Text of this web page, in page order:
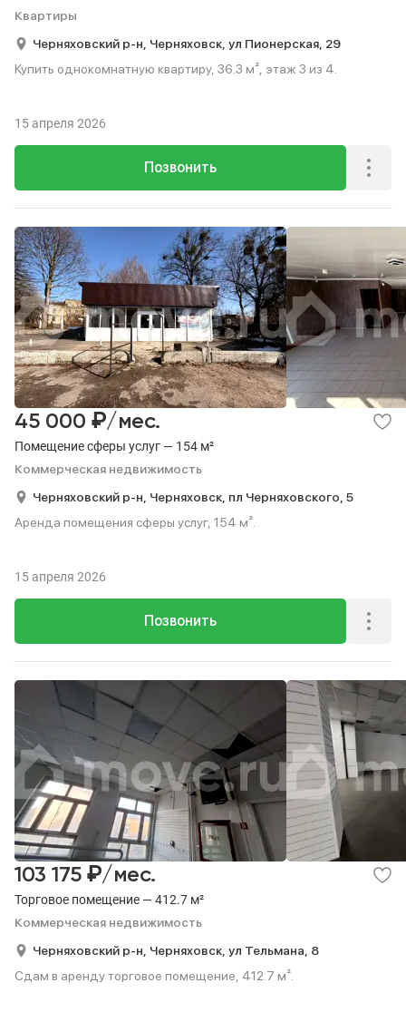
Квартиры
Черняховский р-н, Черняховск, ул Пионерская, 29
Купить однокомнатную квартиру, 36.3 м², этаж 3 из 4.
Позвонить
15 апреля 2026
Помещение сферы услуг — 154 м²
Коммерческая недвижимость
45 000 ₽/мес.
Черняховский р-н, Черняховск, пл Черняховского, 5
Аренда помещения сферы услуг, 154 м².
Позвонить
15 апреля 2026
Торговое помещение — 412.7 м²
Коммерческая недвижимость
103 175 ₽/мес.
Черняховский р-н, Черняховск, ул Тельмана, 8
Сдам в аренду торговое помещение, 412.7 м².